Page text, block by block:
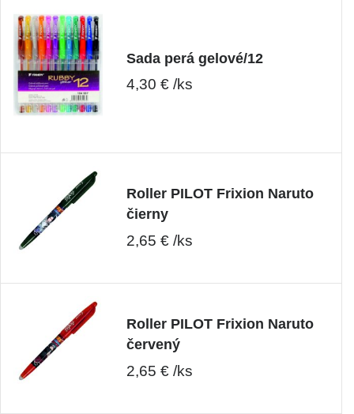
Sada perá gelové/12
4,30 € /ks
Roller PILOT Frixion Naruto
čierny
2,65 € /ks
Roller PILOT Frixion Naruto
červený
2,65 € /ks